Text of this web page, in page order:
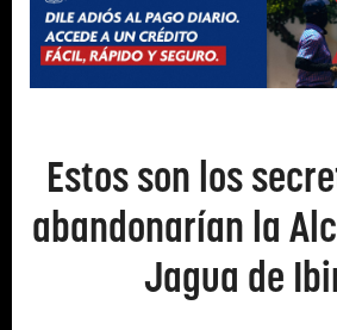
Estos son los
abandonarían la
Jagua de